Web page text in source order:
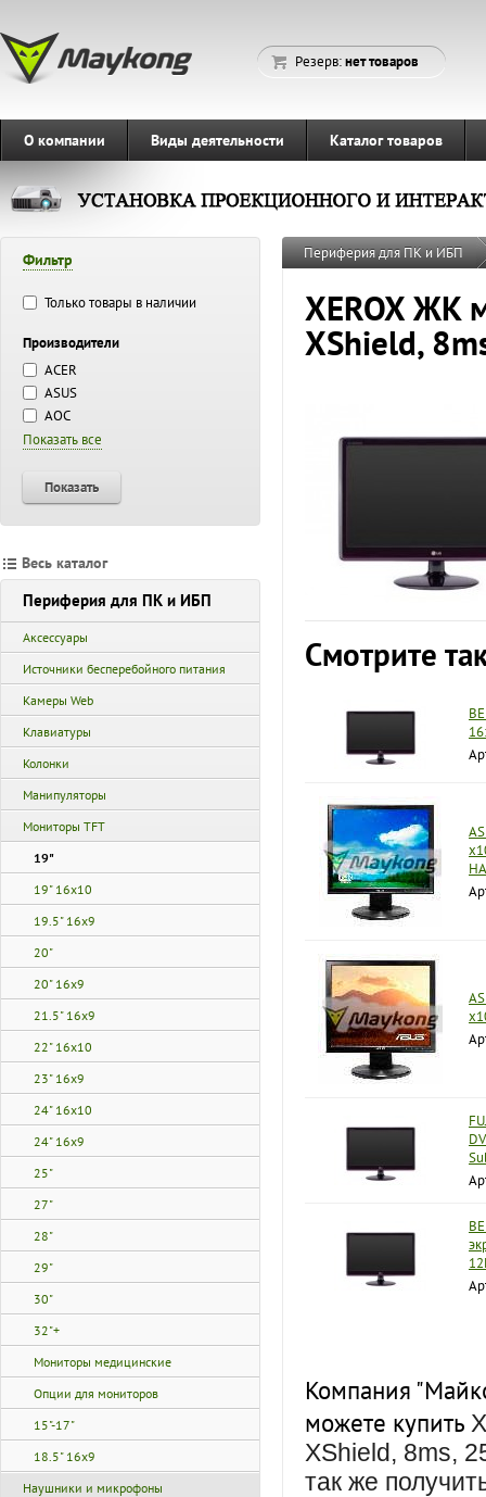
Резерв:нет товаров
О компании Виды деятельности Каталог товаров
Фильтр
Только товары в наличии
Производители
ACER
ASUS
AOC
Показать все
Показать
Весь каталог
Периферия для ПК и ИБП
Аксессуары
Источники бесперебойного питания
Камеры Web
Клавиатуры
Колонки
Манипуляторы
Мониторы TFT
19"
19" 16x10
19.5" 16x9
20"
20" 16x9
21.5" 16x9
22" 16x10
23" 16x9
24" 16x10
24" 16x9
25"
27"
28"
29"
30"
32"+
Мониторы медицинские
Опции для мониторов
15"-17"
18.5" 16x9
Наушники и микрофоны
Периферия для ПК и ИБП
XEROX ЖК
XShield,
Смотрите
Компания
можете купить
XShield, 8ms,
так же